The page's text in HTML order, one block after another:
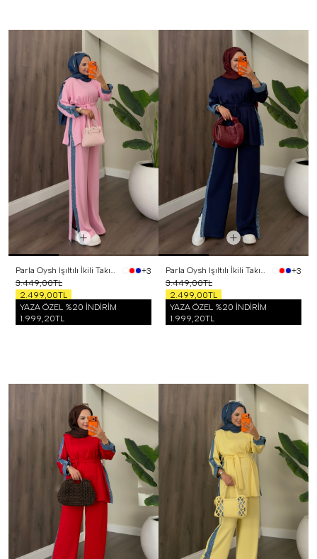
Parla Oysh Işıltılı İkili Takım Pembe
+3
3.449,00TL
2.499,00TL
YAZA ÖZEL %20 İNDİRİM
1.999,20TL
Parla Oysh Işıltılı İkili Takım Lacivert
+3
3.449,00TL
2.499,00TL
YAZA ÖZEL %20 İNDİRİM
1.999,20TL